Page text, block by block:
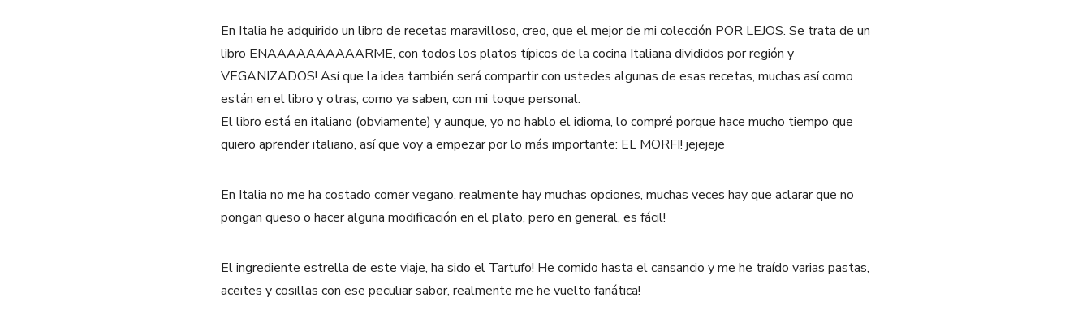
En Italia he adquirido un libro de recetas maravilloso, creo, que el mejor de mi colección POR LEJOS. Se trata de un
libro ENAAAAAAAAAARME, con todos los platos típicos de la cocina Italiana divididos por región y
VEGANIZADOS! Así que la idea también será compartir con ustedes algunas de esas recetas, muchas así como
están en el libro y otras, como ya saben, con mi toque personal.
El libro está en italiano (obviamente) y aunque, yo no hablo el idioma, lo compré porque hace mucho tiempo que
quiero aprender italiano, así que voy a empezar por lo más importante: EL MORFI! jejejeje
En Italia no me ha costado comer vegano, realmente hay muchas opciones, muchas veces hay que aclarar que no
pongan queso o hacer alguna modificación en el plato, pero en general, es fácil!
El ingrediente estrella de este viaje, ha sido el Tartufo! He comido hasta el cansancio y me he traído varias pastas,
aceites y cosillas con ese peculiar sabor, realmente me he vuelto fanática!